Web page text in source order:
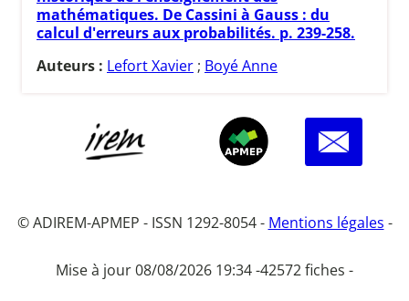
mathématiques. De Cassini à Gauss : du
calcul d'erreurs aux probabilités. p. 239-258.
Auteurs : Lefort Xavier ; Boyé Anne
© ADIREM-APMEP - ISSN 1292-8054 - Mentions légales -
Mise à jour 08/08/2026 19:34 -42572 fiches -